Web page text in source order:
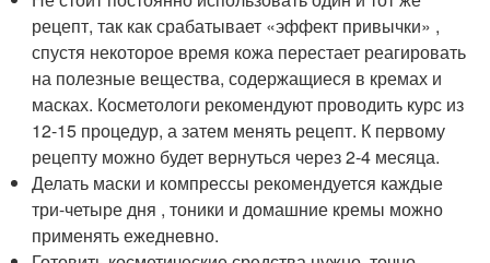
рецепт, так как срабатывает «эффект привычки» ,
спустя некоторое время кожа перестает реагировать
на полезные вещества, содержащиеся в кремах и
масках. Косметологи рекомендуют проводить курс из
12-15 процедур, а затем менять рецепт. К первому
рецепту можно будет вернуться через 2-4 месяца.
Делать маски и компрессы рекомендуется каждые
три-четыре дня , тоники и домашние кремы можно
применять ежедневно.